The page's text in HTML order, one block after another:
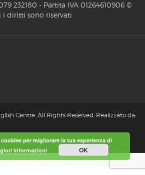
232180 - Partita IVA 01264610906 ©
i diritti sono riservati
Centre. All Rights Reserved. Realizzato da:
Fabio Borraccetti
per migliorare la tua esperienza di
Informazioni OK